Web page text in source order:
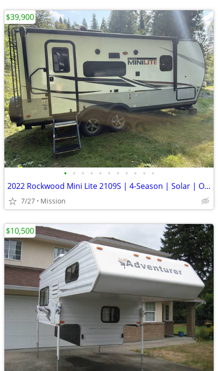
• • • • • • • • • • •
2022 Rockwood Mini Lite 2109S | 4-Season | Solar | Off-Grid | Baja Sus
7/27 Mission
$39,900
$10,500